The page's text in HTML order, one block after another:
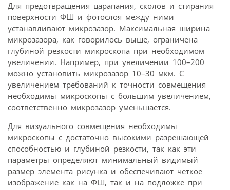
Для предотвращения царапания, сколов и стирания
поверхности ФШ и фотослоя между ними
устанавливают микрозазор. Максимальная ширина
микрозазора, как говорилось выше, ограничена
глубиной резкости микроскопа при необходимом
увеличении. Например, при увеличении 100–200
можно установить микрозазор 10–30 мкм. С
увеличением требований к точности совмещения
необходимы микроскопы с большим увеличением,
соответственно микрозазор уменьшается.
Для визуального совмещения необходимы
микроскопы с достаточно высокими разрешающей
способностью и глубиной резкости, так как эти
параметры определяют минимальный видимый
размер элемента рисунка и обеспечивают четкое
изображение как на ФШ, так и на подложке при